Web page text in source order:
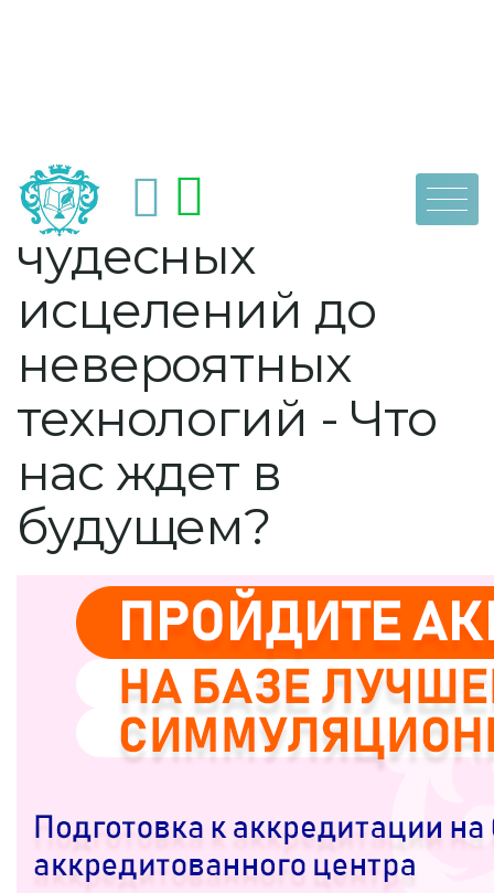
Skip
content
dpoaps
Медицина: От
чудесных
исцелений до
невероятных
технологий - Что
нас ждет в
будущем?